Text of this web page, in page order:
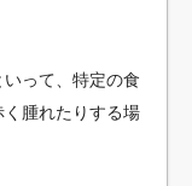
って、特定の食
腫れたりする場